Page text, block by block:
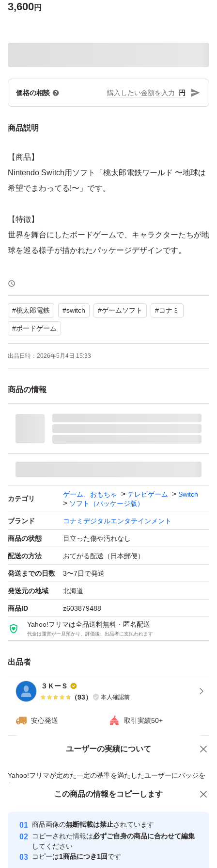
3,600円
価格の相談 円
商品説明
【商品】
Nintendo Switch用ソフト「桃太郎電鉄ワールド 〜地球は
希望でまわってる!〜」です。
【特徴】
世界を舞台にしたボードゲームで、キャラクターたちが地
球を巡る様子が描かれたパッケージデザインです。
【表記・型番】
CERO A
よろしくお願いいたします。
#桃太郎電鉄 #switch #ゲームソフト #コナミ
#ボードゲーム
出品日時： 2026年5月4日 15:33
商品の情報
カテゴリ
ゲーム、おもちゃ テレビゲーム
Switch
ソフト（パッケージ版）
ブランド コナミデジタルエンタテインメント
商品の状態 目立った傷や汚れなし
配送の方法 おてがる配送（日本郵便）
発送までの日数 3〜7日で発送
発送元の地域 北海道
商品ID z603879488
Yahoo!フリマは全品送料無料・匿名配送
代金は運営が一旦預かり、評価後、出品者に支払われます
出品者
３ＫーＳ
（93） 本人確認前
安心発送 取引実績50+
ユーザーの実績について
Yahoo!フリマが定めた一定の基準を満たしたユーザーにバッジを
付与しています
安心取引出品者
心・安全なユーザーです
取引実績
価格の相談 商品への質問
この商品の情報をコピーします
商品画像の無断転載は禁止されています
コピーされた情報は必ずご自身の商品に合わせて編集
してください
コピーは1商品につき1回です
この商品をみている人にオススメ